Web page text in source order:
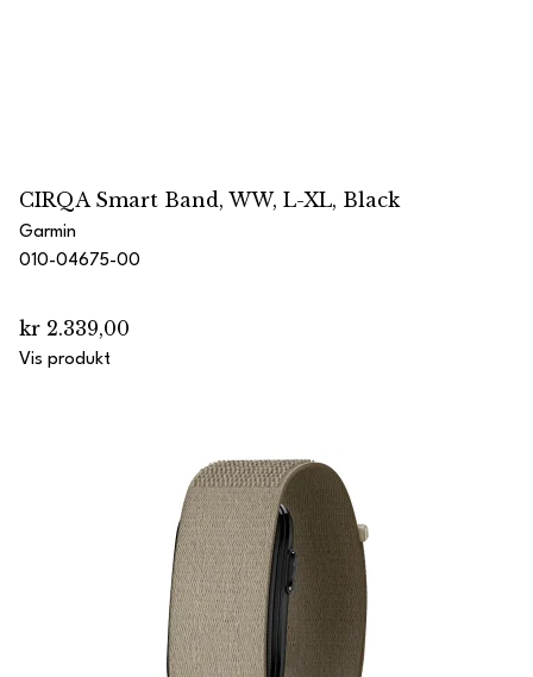
CIRQA Smart Band, WW, L-XL, Black
Garmin
010-04675-00
kr 2.339,00
Vis produkt